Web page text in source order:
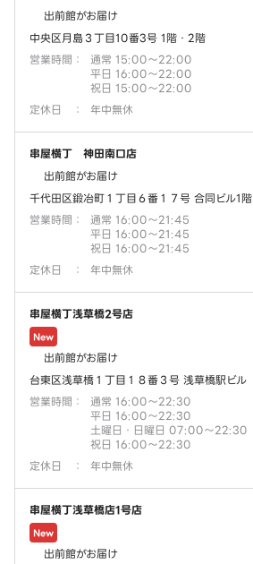
出前館がお届け
中央区月島３丁目10番3号 1階・2階
営業時間 ：
通常 15:00～22:00
平日 16:00～22:00
祝日 15:00～22:00
定休日
： 年中無休
串屋横丁 神田南口店
出前館がお届け
千代田区鍛冶町１丁目６番１７号 合同ビル1階
営業時間 ：
通常 16:00～21:45
平日 16:00～21:45
祝日 16:00～21:45
定休日
： 年中無休
串屋横丁浅草橋2号店
New
出前館がお届け
台東区浅草橋１丁目１８番３号 浅草橋駅ビル
営業時間 ：
通常 16:00～22:30
平日 16:00～22:30
土曜日・日曜日 07:00～22:30
祝日 16:00～22:30
定休日
： 年中無休
串屋横丁浅草橋店1号店
New
出前館がお届け